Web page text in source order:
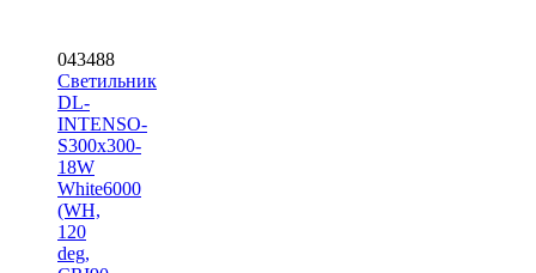
043488
Светильник
DL-
INTENSO-
S300x300-
18W
White6000
(WH,
120
deg,